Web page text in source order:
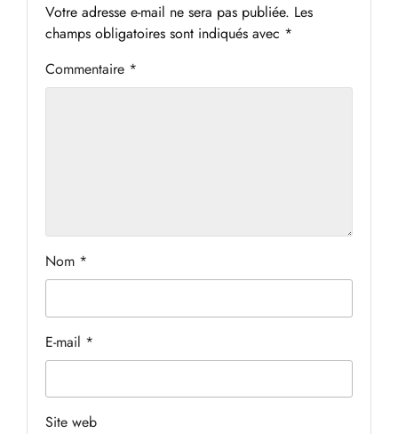
Votre adresse e-mail ne sera pas publiée. Les
champs obligatoires sont indiqués avec *
Commentaire *
Nom *
E-mail *
Site web